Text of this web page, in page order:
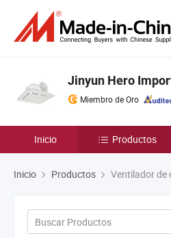
Jinyun Hero
Miembro de Oro
Inicio Productos
Inicio Productos Ventilador de